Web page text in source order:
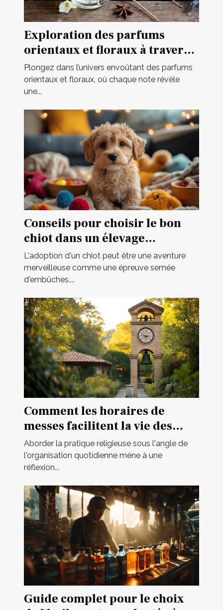
Exploration des parfums
orientaux et floraux à travers
une fragrance iconique
Plongez dans l’univers envoûtant des parfums
orientaux et floraux, où chaque note révèle
une...
Conseils pour choisir le bon
chiot dans un élevage
spécialisé
L'adoption d'un chiot peut être une aventure
merveilleuse comme une épreuve semée
d'embûches....
Comment les horaires de
messes facilitent la vie des
pratiquants
Aborder la pratique religieuse sous l'angle de
l'organisation quotidienne mène à une
réflexion...
Guide complet pour le choix